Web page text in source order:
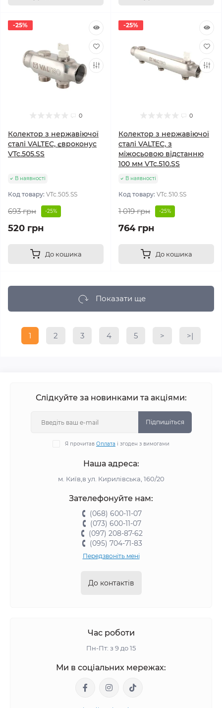
-25%
0
Колектор з нержавіючої
сталі VALTEC, євроконус
VTc.505.SS
В наявності
Код товару: VTc.505.SS
693 грн -25%
520 грн
До кошика
-25%
0
Колектор з нержавіючої
сталі VALTEC, з
міжосьовою відстанню
100 мм VTc.510.SS
В наявності
Код товару: VTc.510.SS
1 019 грн -25%
764 грн
До кошика
Показати ще
1 2 3 4 5 > >|
Слідкуйте за новинками та акціями:
Підпишіться
Я прочитав Оплата і згоден з вимогами
Наша адреса:
м. Київ,в ул. Кирилівська, 160/20
Зателефонуйте нам:
(068) 600-11-07
(073) 600-11-07
(097) 208-87-62
(095) 704-71-83
Передзвоніть мені
До контактів
Час роботи
Пн-Пт: з 9 до 15
Ми в соціальних мережах: